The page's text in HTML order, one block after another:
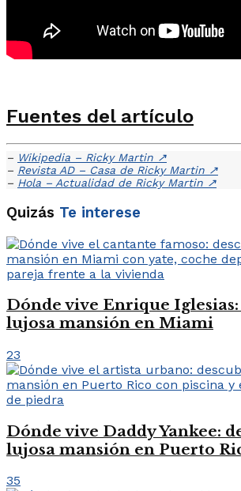
Fuentes del artículo
– Wikipedia – Ricky Martin ↗
– Revista AD – Casa de Ricky Martin ↗
– Hola – Actualidad de Ricky Martin ↗
Quizás Te interese
Dónde vive Enrique
lujosa mansión en Miami
23
Dónde vive Daddy Yankee:
lujosa mansión en Puerto
35